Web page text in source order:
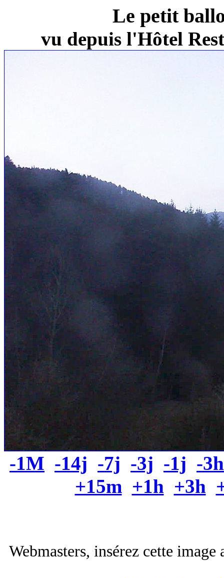
Le petit
vu depuis l'Hôtel
-1M -14j -7j -3j -1j -3h
+15m +1h +3h
Webmasters, insérez cette